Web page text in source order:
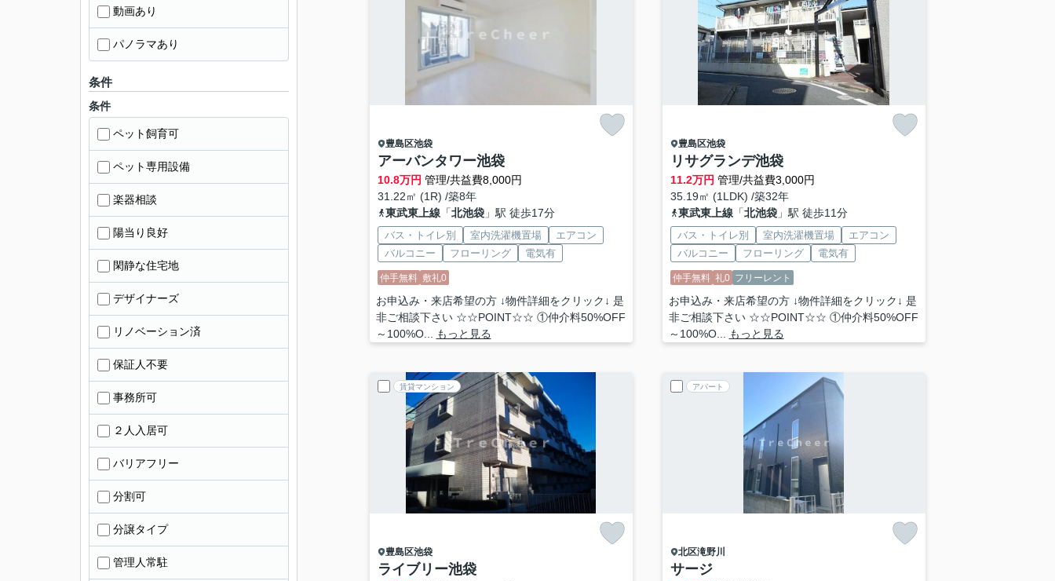
豊島区池袋
アーバンタワー池袋
10.8万円 管理/共益費8,000円
31.22㎡ (1R) /築8年
東武東上線「北池袋」駅 徒歩17分
バス・トイレ別 室内洗濯機置場
エアコン
バルコニー
フローリング 電気有
仲手無料 敷礼0
お申込み・来店希望の方 ↓物件詳細をクリック↓ 是
非ご相談下さい ☆☆POINT☆☆ ①仲介料50%OFF
～100%O...
もっと見る
豊島区池袋
リサグランデ池袋
11.2万円 管理/共益費3,000円
35.19㎡ (1LDK) /築32年
東武東上線「北池袋」駅 徒歩11分
バス・トイレ別 室内洗濯機置場
エアコン
バルコニー
フローリング 電気有
仲手無料 礼0 フリーレント
お申込み・来店希望の方 ↓物件詳細をクリック↓ 是
非ご相談下さい ☆☆POINT☆☆ ①仲介料50%OFF
～100%O...
もっと見る
賃貸マンション
豊島区池袋
ライブリー池袋
アパート
北区滝野川
サージ
動画あり
パノラマあり
条件
条件
ペット飼育可
ペット専用設備
楽器相談
陽当り良好
閑静な住宅地
デザイナーズ
リノベーション済
保証人不要
事務所可
２人入居可
バリアフリー
分割可
分譲タイプ
管理人常駐